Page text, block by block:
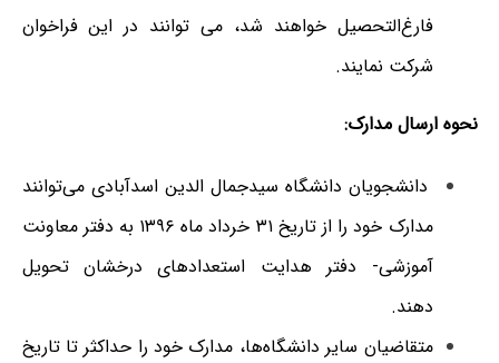
فارغ‌التحصیل خواهند شد، می توانند در این فراخوان
شرکت نمایند.
نحوه ارسال مدارک:
دانشجویان داﻧﺸﮕﺎه سیدجمال الدین اسدآبادی می‌توانند
مدارک خود را از تاریخ ۳۱ خرداد ماه ۱۳۹۶ به دفتر معاونت
آموزشی- دفتر هدایت استعدادهای درخشان تحویل
دهند.
متقاضیان سایر دانشگاه‌ها، مدارک خود را حداکثر تا تاریخ